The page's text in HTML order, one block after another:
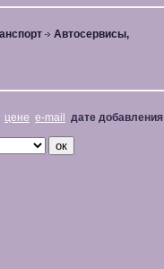
Автосервисы,
цене e-mail дате добавления